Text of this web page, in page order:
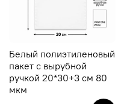
Белый полиэтиленовый
пакет с вырубной
ручкой 20*30+3 см 80
мкм